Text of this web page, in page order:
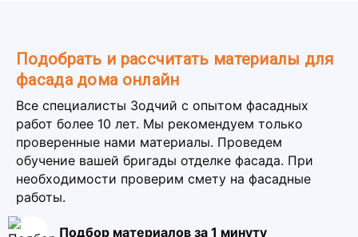
Подобрать и рассчитать материалы для
фасада дома онлайн
Все специалисты Зодчий с опытом фасадных
работ более 10 лет. Мы рекомендуем только
проверенные нами материалы. Проведем
обучение вашей бригады отделке фасада. При
необходимости проверим смету на фасадные
работы.
Подбор материалов за 1 минуту